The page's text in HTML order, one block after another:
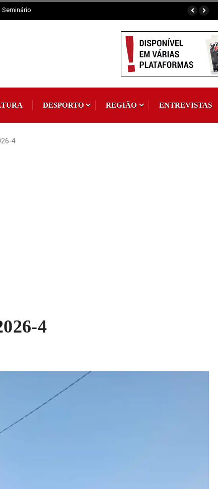
Anual de Cernache do Bonjardim
DESPORTO REGIÃO ENTREVISTAS
4
4